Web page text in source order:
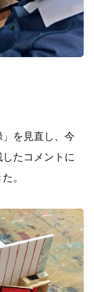
を見直し、今
たコメントに
。